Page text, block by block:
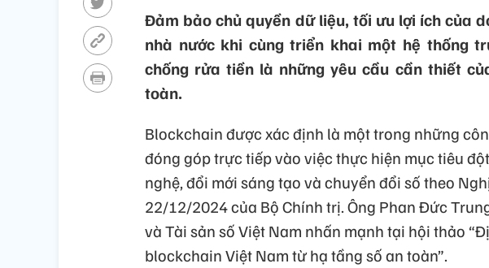
Đảm bảo chủ quyền dữ liệu, tối ưu lợi ích của
nhà nước khi cùng triển khai một hệ thống
chống rửa tiền là những yêu cầu cần thiết
toàn.
Blockchain được xác định là một trong những
đóng góp trực tiếp vào việc thực hiện mục tiêu
nghệ, đổi mới sáng tạo và chuyển đổi số theo
22/12/2024 của Bộ Chính trị. Ông Phan Đức
và Tài sản số Việt Nam nhấn mạnh tại hội thảo
blockchain Việt Nam từ hạ tầng số an toàn”.